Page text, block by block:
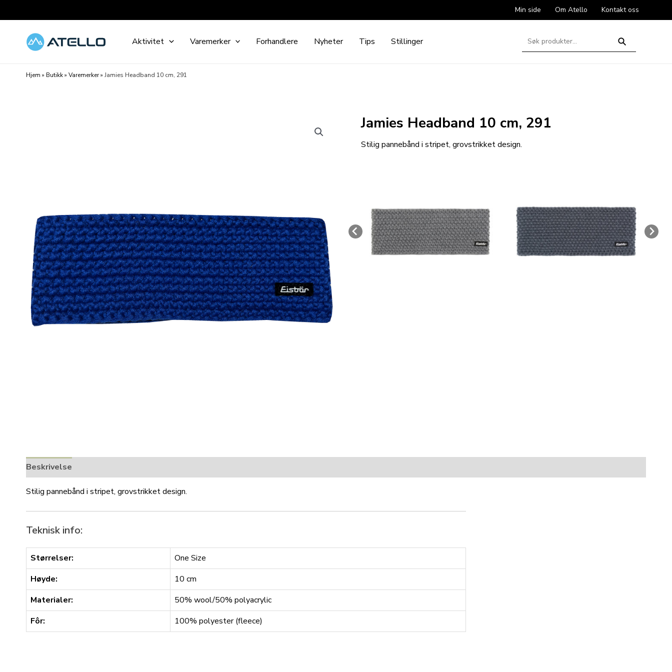
rett
innholdet
Min side Om Atello Kontakt oss
Aktivitet Varemerker Forhandlere Nyheter Tips Stillinger
Søk
Hjem » Butikk» Varemerker» Jamies Headband 10 cm, 291
Jamies Headband 10 cm, 291
Stilig pannebånd i stripet, grovstrikket design.
Beskrivelse
Stilig pannebånd i stripet, grovstrikket design.
Teknisk info:
Størrelser:
One Size
Høyde:
10 cm
Materialer:
50% wool/50% polyacrylic
Fôr:
100% polyester (fleece)